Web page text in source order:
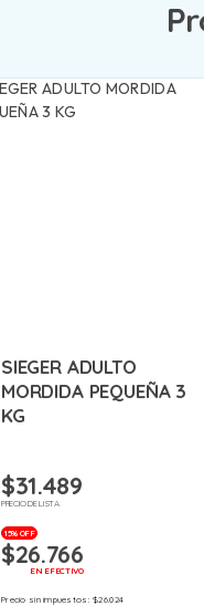
SIEGER ADULTO
MORDIDA PEQUEÑA 3
KG
$31.489
PRECIO DE LISTA
15% OFF
$26.766
EN EFECTIVO
Precio sin impuestos:$26.024